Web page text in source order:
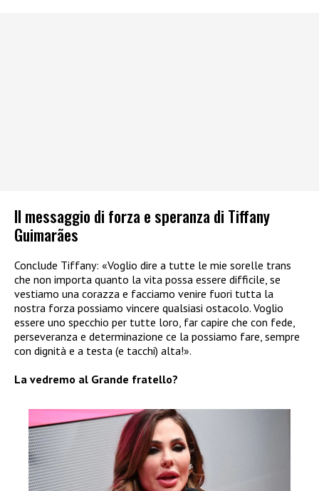
Il messaggio di forza e speranza di Tiffany
Guimarães
Conclude Tiffany: «Voglio dire a tutte le mie sorelle trans
che non importa quanto la vita possa essere difficile, se
vestiamo una corazza e facciamo venire fuori tutta la
nostra forza possiamo vincere qualsiasi ostacolo. Voglio
essere uno specchio per tutte loro, far capire che con fede,
perseveranza e determinazione ce la possiamo fare, sempre
con dignità e a testa (e tacchi) alta!».
La vedremo al Grande fratello?